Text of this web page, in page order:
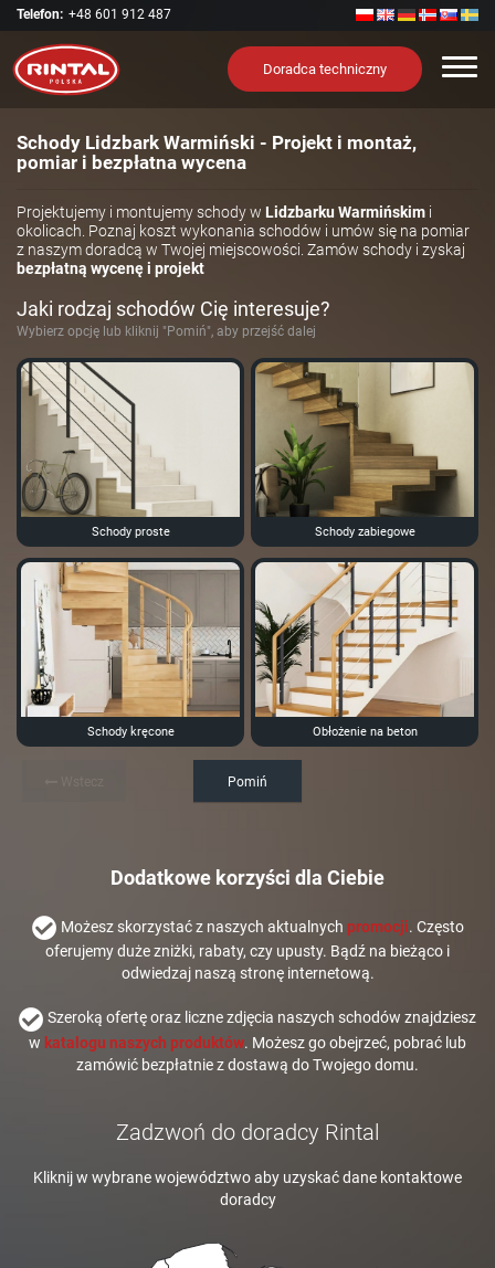
Telefon: +48 601 912 487
Doradca techniczny
Schody Lidzbark Warmiński - Projekt i montaż,
pomiar i bezpłatna wycena
Projektujemy i montujemy schody w Lidzbarku Warmińskim i
okolicach. Poznaj koszt wykonania schodów i umów się na pomiar
z naszym doradcą w Twojej miejscowości. Zamów schody i zyskaj
bezpłatną wycenę i projekt
Jaki rodzaj schodów Cię interesuje?
Wybierz opcję lub kliknij "Pomiń", aby przejść dalej
Schody proste Schody zabiegowe
Schody kręcone Obłożenie na beton
Pomiń
Dodatkowe korzyści dla Ciebie
Możesz skorzystać z naszych aktualnych promocji. Często
oferujemy duże zniżki, rabaty, czy upusty. Bądź na bieżąco i
odwiedzaj naszą stronę internetową.
Szeroką ofertę oraz liczne zdjęcia naszych schodów znajdziesz
w katalogu naszych produktów. Możesz go obejrzeć, pobrać lub
zamówić bezpłatnie z dostawą do Twojego domu.
Zadzwoń do doradcy Rintal
Kliknij w wybrane województwo aby uzyskać dane kontaktowe
doradcy